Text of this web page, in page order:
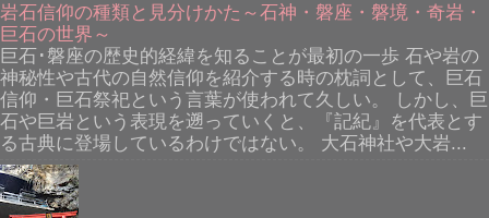
岩石信仰の種類と見分けかた～石神・磐座・磐境・奇岩・
巨石の世界～
巨石･磐座の歴史的経緯を知ることが最初の一歩 石や岩の
神秘性や古代の自然信仰を紹介する時の枕詞として、巨石
信仰・巨石祭祀という言葉が使われて久しい。 しかし、巨
石や巨岩という表現を遡っていくと、『記紀』を代表とす
る古典に登場しているわけではない。 大石神社や大岩...